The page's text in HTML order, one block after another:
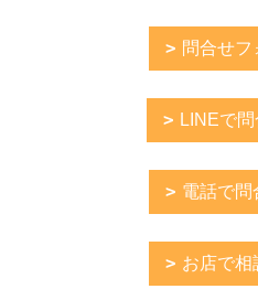
問合せフ
LINEで
電話で問
お店で相